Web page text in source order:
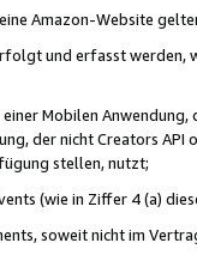
Amazon-Website
und erfasst werden,
Mobilen
der nicht Creators
stellen, nutzt;
(wie in Ziffer 4 (a)
soweit nicht im